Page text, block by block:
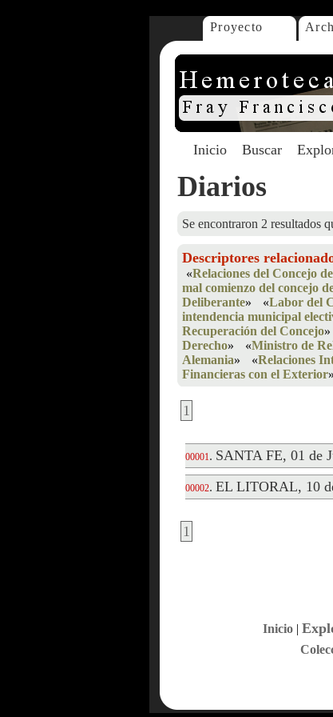
Proyecto
Inicio Buscar
Diarios
Se encontraron 2 resultados
Descriptores
«Relaciones del Concejo
mal comienzo del concejo
Deliberante» «Labor del
intendencia municipal
Recuperación del Concejo»
Derecho» «Ministro de
Alemania» «Relaciones
Financieras con el Exterior»
1
00001. SANTA FE, 01 de
00002. EL LITORAL, 10
1
Inicio|